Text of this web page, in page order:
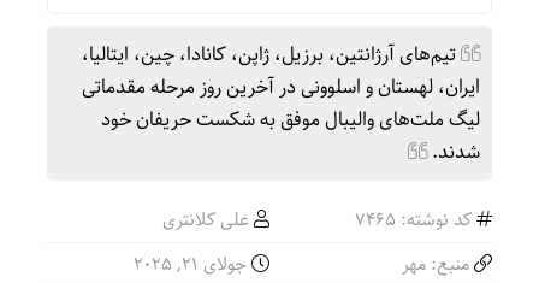
تیم‌های آرژانتین، برزیل، ژاپن، کانادا، چین، ایتالیا،
ایران، لهستان و اسلوونی در آخرین روز مرحله مقدماتی
لیگ ملت‌های والیبال موفق به شکست حریفان خود
شدند.
کد نوشته: 7465
علی کلانتری
منبع: مهر
جولای 21, 2025